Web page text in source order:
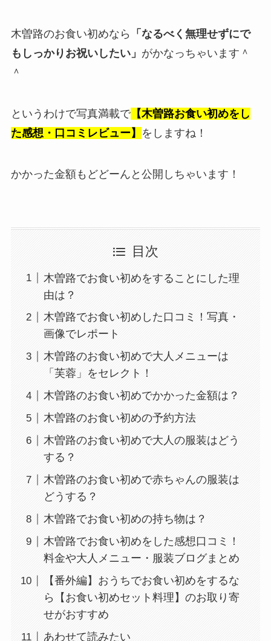
木曽路のお食い初めなら
「なるべく無理せずにで
もしっかりお祝いしたい」 がかなっちゃいます＾
＾
というわけで写真満載で【木曽路お食い初めをし
た感想・口コミレビュー】
をしますね！
かかった金額もどどーんと公開しちゃいます！
目次
木曽路でお食い初めをすることにした理
由は？
木曽路でお食い初めした口コミ！写真・
画像でレポート
木曽路のお食い初めで大人メニューは
「芙蓉」をセレクト！
木曽路のお食い初めでかかった金額は？
木曽路のお食い初めの予約方法
木曽路のお食い初めで大人の服装はどう
する？
木曽路のお食い初めで赤ちゃんの服装は
どうする？
木曽路でお食い初めの持ち物は？
木曽路でお食い初めをした感想口コミ！
料金や大人メニュー・服装ブログまとめ
【番外編】おうちでお食い初めをするな
ら【お食い初めセット料理】のお取り寄
せがおすすめ
あわせて読みたい